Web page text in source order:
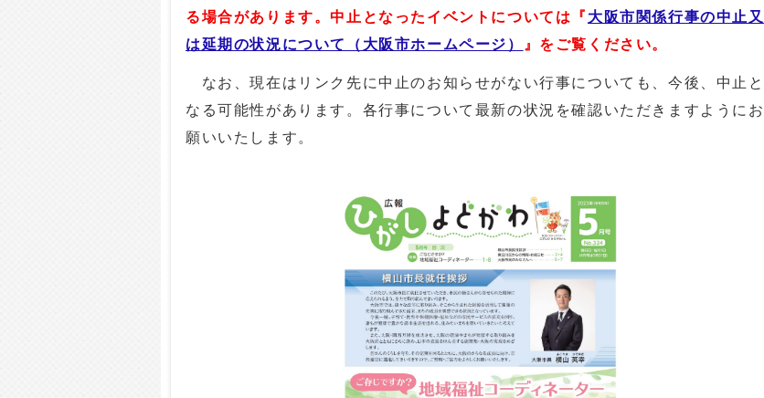
る場合があります。中止となったイベントについては『 大阪市関係行事の中止又
は延期の状況について（大阪市ホームページ） 』をご覧ください。
なお、現在はリンク先に中止のお知らせがない行事についても、今後、中止と
なる可能性があります。各行事について最新の状況を確認いただきますようにお
願いいたします。